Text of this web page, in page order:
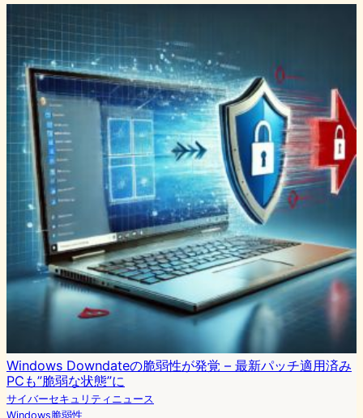
Windows Downdateの脆弱性が発覚 – 最新パッチ適用済み
PCも”脆弱な状態”に
サイバーセキュリティニュース
Windows脆弱性